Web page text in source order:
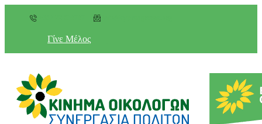
Γίνε Μέλος